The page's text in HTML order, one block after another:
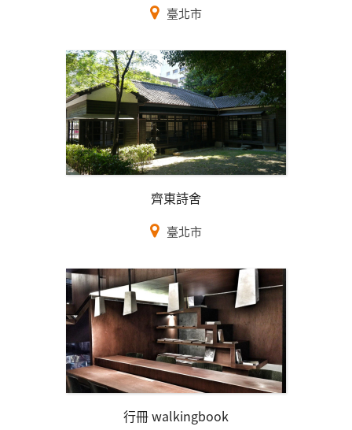
臺北市
齊東詩舍
臺北市
行冊 walkingbook